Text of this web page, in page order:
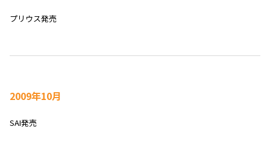
プリウス発売
2009年10月
SAI発売